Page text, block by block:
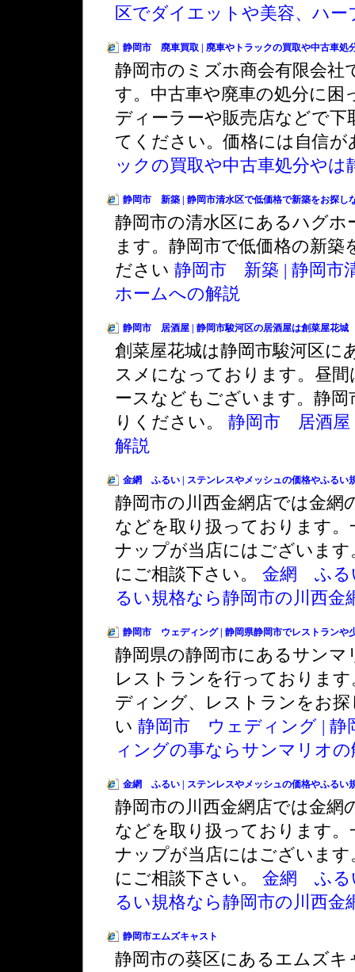
区でダイエットや美容、ハ
静岡市 廃車買取 | 廃車やトラックの買取や中古車処
静岡市のミズホ商会有限会
す。中古車や廃車の処分に
ディーラーや販売店などで
てください。価格には自信
ックの買取や中古車処分や
静岡市 新築 | 静岡市清水区で低価格で新築をお探し
静岡市の清水区にあるハグ
ます。静岡市で低価格の新
ださい 静岡市 新築 | 静岡市
ホームへの解説
静岡市 居酒屋 | 静岡市駿河区の居酒屋は創菜屋花城
創菜屋花城は静岡市駿河区に
スメになっております。昼
ースなどもございます。静
りください。 静岡市 居酒屋
解説
金網 ふるい | ステンレスやメッシュの価格やふるい
静岡市の川西金網店では金
などを取り扱っております
ナップが当店にはございま
にご相談下さい。 金網 ふる
るい規格なら静岡市の川西金
静岡市 ウェディング | 静岡県静岡市でレストランや
静岡県の静岡市にあるサン
レストランを行っておりま
ディング、レストランをお
い 静岡市 ウェディング | 静
ィングの事ならサンマリオの
金網 ふるい | ステンレスやメッシュの価格やふるい
静岡市の川西金網店では金
などを取り扱っております
ナップが当店にはございま
にご相談下さい。 金網 ふる
るい規格なら静岡市の川西金
静岡市エムズキャスト
静岡市の葵区にあるエムズ